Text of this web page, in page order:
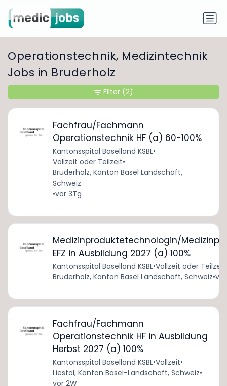
Operationstechnik, Medizintechnik
Jobs in Bruderholz
Fachfrau/Fachmann
Operationstechnik HF (a) 60-100%
Kantonsspital Baselland KSBL•
Vollzeit oder Teilzeit•
Bruderholz, Kanton Basel Landschaft,
Schweiz
•vor 3Tg
Medizinproduktetechnologin/
EFZ in Ausbildung 2027 (a) 100%
Kantonsspital Baselland KSBL•Vollzeit oder Teilzeit
Bruderholz, Kanton Basel Landschaft, Schweiz•vor
Fachfrau/Fachmann
Operationstechnik HF in Ausbildung
Herbst 2027 (a) 100%
Kantonsspital Baselland KSBL•Vollzeit•
Liestal, Kanton Basel-Landschaft, Schweiz•
vor 2W
Filter (2)